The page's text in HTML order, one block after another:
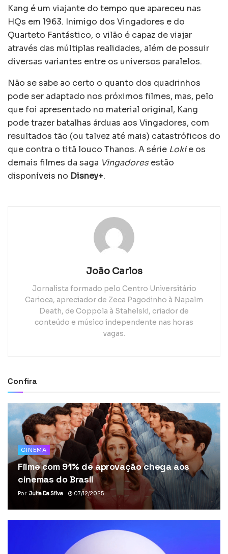
Kang é um viajante do tempo que apareceu nas
HQs em 1963. Inimigo dos Vingadores e do
Quarteto Fantástico, o vilão é capaz de viajar
através das múltiplas realidades, além de possuir
diversas variantes entre os universos paralelos.
Não se sabe ao certo o quanto dos quadrinhos
pode ser adaptado nos próximos filmes, mas, pelo
que foi apresentado no material original, Kang
pode trazer batalhas árduas aos Vingadores, com
resultados tão (ou talvez até mais) catastróficos do
que contra o titã louco Thanos. A série Lokie os
demais filmes da saga Vingadores estão
disponíveis no Disney+.
João Carlos
Jornalista formado pelo Centro Universitário
Carioca, apreciador de Zeca Pagodinho à Napalm
Death, de Coppola à Stahelski, criador de
conteúdo e músico independente nas horas
vagas.
Confira
CINEMA
Filme com 91% de aprovação chega aos
cinemas do Brasil
Por Julia Da Silva 07/12/2025